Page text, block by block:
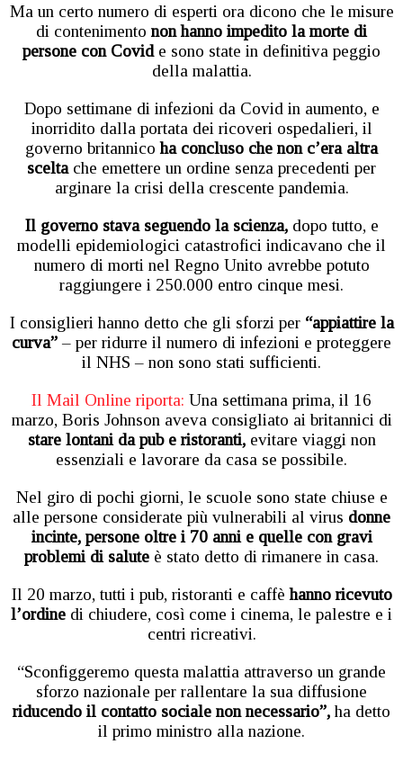
Ma un certo numero di esperti ora dicono che le misure
di contenimento non hanno impedito la morte di
persone con Covid e sono state in definitiva peggio
della malattia.
Dopo settimane di infezioni da Covid in aumento, e
inorridito dalla portata dei ricoveri ospedalieri, il
governo britannicoha concluso che non c’era altra
scelta che emettere un ordine senza precedenti per
arginare la crisi della crescente pandemia.
Il governo stava seguendo la scienza, dopo tutto, e
modelli epidemiologici catastrofici indicavano che il
numero di morti nel Regno Unito avrebbe potuto
raggiungere i 250.000 entro cinque mesi.
I consiglieri hanno detto che gli sforzi per “appiattire la
curva”– per ridurre il numero di infezioni e proteggere
il NHS – non sono stati sufficienti.
Il Mail Online riporta: Una settimana prima, il 16
marzo, Boris Johnson aveva consigliato ai britannici di
stare lontani da pub e ristoranti,evitare viaggi non
essenziali e lavorare da casa se possibile.
Nel giro di pochi giorni, le scuole sono state chiuse e
alle persone considerate più vulnerabili al virus donne
incinte, persone oltre i 70 anni e quelle con gravi
problemi di salute è stato detto di rimanere in casa.
Il 20 marzo, tutti i pub, ristoranti e caffè hanno ricevuto
l’ordine di chiudere, così come i cinema, le palestre e i
centri ricreativi.
“Sconfiggeremo questa malattia attraverso un grande
sforzo nazionale per rallentare la sua diffusione
riducendo il contatto sociale non necessario”,ha detto
il primo ministro alla nazione.